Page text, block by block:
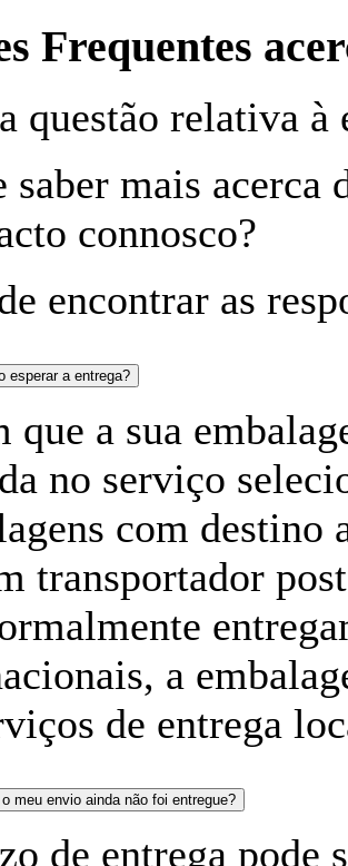
Frequentes
questão relativa à
saber mais
connosco?
encontrar as
esperar a entrega?
que a sua
no serviço
com destino
transportador
a
de entrega
meu envio ainda não foi entregue?
de entrega pode